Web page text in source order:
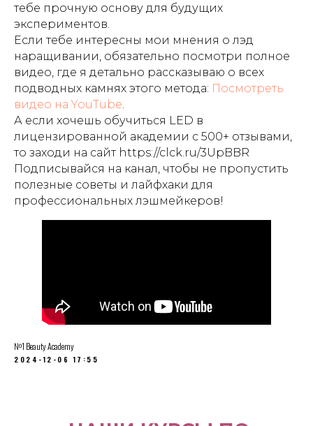
тебе прочную основу для будущих
экспериментов.
Если тебе интересны мои мнения о лэд
наращивании, обязательно посмотри полное
видео, где я детально рассказываю о всех
подводных камнях этого метода: Посмотреть
видео на YouTube.
А если хочешь обучиться LED в
лицензированной академии с 500+ отзывами,
то заходи на сайт https://clck.ru/3UpBBR
Подписывайся на канал, чтобы не пропустить
полезные советы и лайфхаки для
профессиональных лэшмейкеров!
№1 Beauty Academy
2024-12-06 17:55